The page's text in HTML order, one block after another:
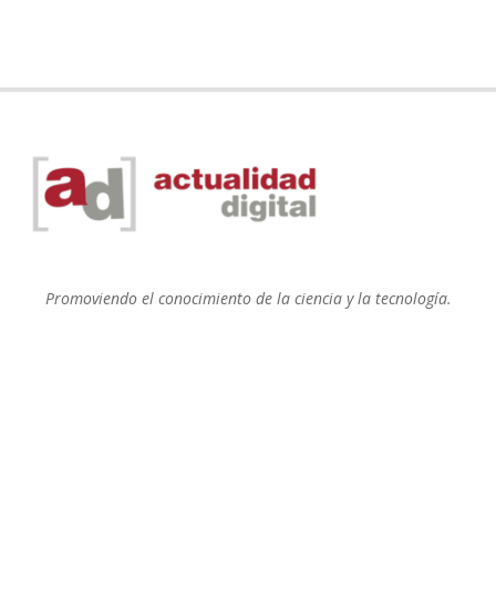
Promoviendo el conocimiento de la ciencia y la tecnología.